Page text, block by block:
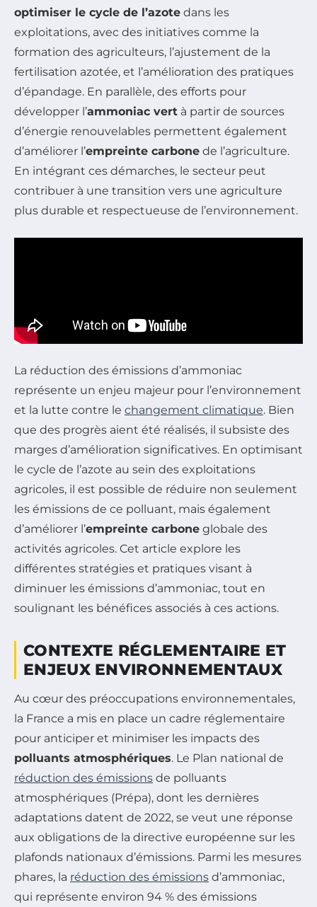
optimiser le cycle de l’azote dans les
exploitations, avec des initiatives comme la
formation des agriculteurs, l’ajustement de la
fertilisation azotée, et l’amélioration des pratiques
d’épandage. En parallèle, des efforts pour
développer l’ammoniac vert à partir de sources
d’énergie renouvelables permettent également
d’améliorer l’empreinte carbone de l’agriculture.
En intégrant ces démarches, le secteur peut
contribuer à une transition vers une agriculture
plus durable et respectueuse de l’environnement.
La réduction des émissions d’ammoniac
représente un enjeu majeur pour l’environnement
et la lutte contre le changement climatique. Bien
que des progrès aient été réalisés, il subsiste des
marges d’amélioration significatives. En optimisant
le cycle de l’azote au sein des exploitations
agricoles, il est possible de réduire non seulement
les émissions de ce polluant, mais également
d’améliorer l’empreinte carbone globale des
activités agricoles. Cet article explore les
différentes stratégies et pratiques visant à
diminuer les émissions d’ammoniac, tout en
soulignant les bénéfices associés à ces actions.
CONTEXTE RÉGLEMENTAIRE ET
ENJEUX ENVIRONNEMENTAUX
Au cœur des préoccupations environnementales,
la France a mis en place un cadre réglementaire
pour anticiper et minimiser les impacts des
polluants atmosphériques. Le Plan national de
réduction des émissions de polluants
atmosphériques (Prépa), dont les dernières
adaptations datent de 2022, se veut une réponse
aux obligations de la directive européenne sur les
plafonds nationaux d’émissions. Parmi les mesures
phares, la réduction des émissions d’ammoniac,
qui représente environ 94 % des émissions